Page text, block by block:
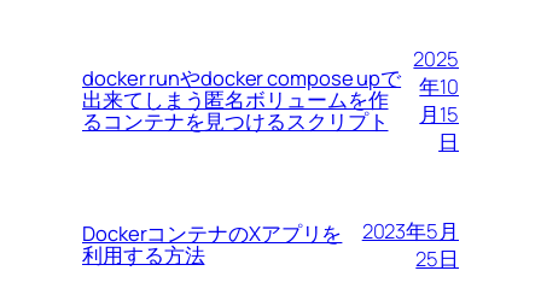
docker runやdocker compose upで
出来てしまう匿名ボリュームを作
るコンテナを見つけるスクリプト
2025
年10
月15
日
DockerコンテナのXアプリを
利用する方法
2023年5月
25日